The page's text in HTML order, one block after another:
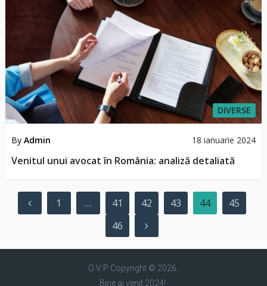
DIVERSE
By Admin 18 ianuarie 2024
Venitul unui avocat în România: analiză detaliată
Paginație
articole
1 … 41 42 43 44
45
46
O V P Copyright © 2026.
Bine ai venit 2024!